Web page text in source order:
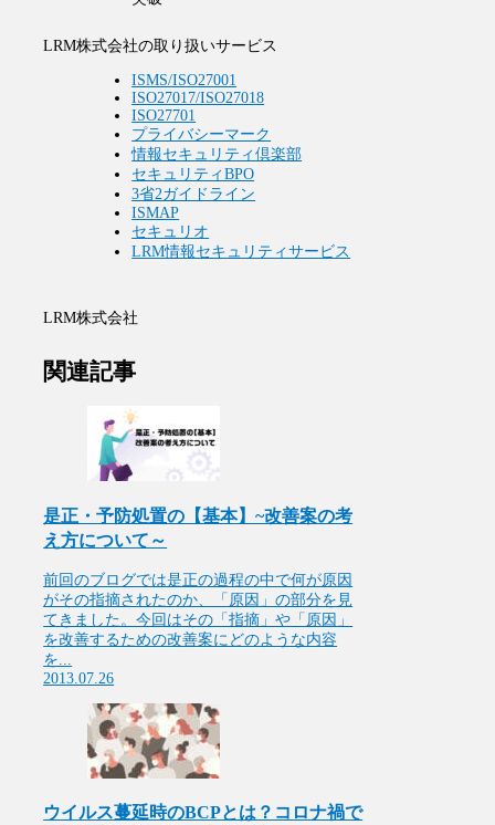
LRM株式会社の取り扱いサービス
ISMS/ISO27001
ISO27017/ISO27018
ISO27701
プライバシーマーク
情報セキュリティ倶楽部
セキュリティBPO
3省2ガイドライン
ISMAP
セキュリオ
LRM情報セキュリティサービス
LRM株式会社
関連記事
是正・予防処置の【基本】~改善案の考
え方について～
前回のブログでは是正の過程の中で何が原因
がその指摘されたのか、「原因」の部分を見
てきました。今回はその「指摘」や「原因」
を改善するための改善案にどのような内容
を...
2013.07.26
ウイルス蔓延時のBCPとは？コロナ禍で